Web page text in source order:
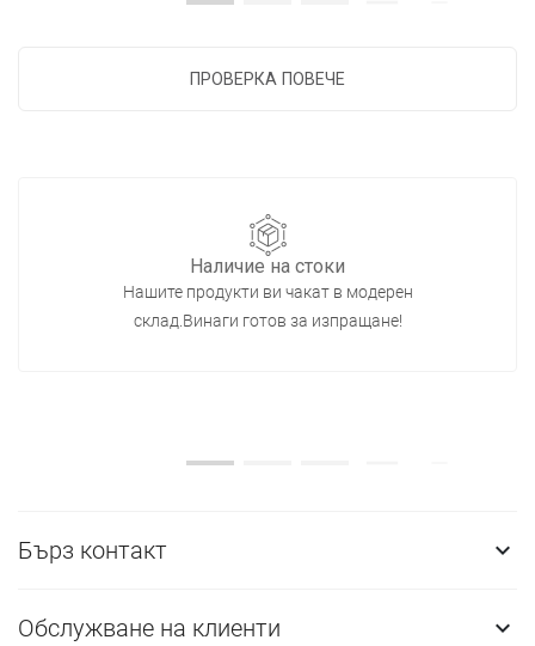
ПРОВЕРКА ПОВЕЧЕ
Наличие на стоки
Нашите продукти ви чакат в модерен
склад.Винаги готов за изпращане!
Бърз контакт 
Обслужване на клиенти 